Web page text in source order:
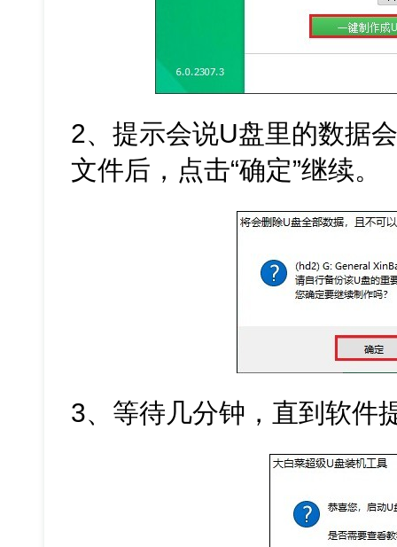
2、提示会说U盘里的数据
文件后，点击“确定”继续。
3、等待几分钟，直到软件